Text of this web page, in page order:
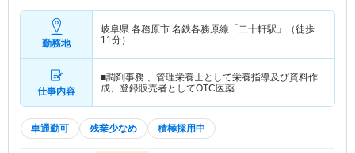
勤務地
岐阜県 各務原市 名鉄各務原線「二十軒駅」（徒歩
11分）
仕事内容
■調剤事務 、管理栄養士として栄養指導及び資料作
成、登録販売者としてOTC医薬…
車通勤可 残業少なめ 積極採用中